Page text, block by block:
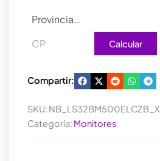
Calcular
Compartir:
SKU: NB_LS32BM500ELCZB_X
Categoría: Monitores